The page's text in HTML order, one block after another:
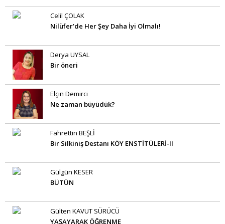
Celil ÇOLAK
Nilüfer’de Her Şey Daha İyi Olmalı!
Derya UYSAL
Bir öneri
Elçin Demirci
Ne zaman büyüdük?
Fahrettin BEŞLİ
Bir Silkiniş Destanı KÖY ENSTİTÜLERİ-II
Gülgün KESER
BÜTÜN
Gülten KAVUT SÜRÜCÜ
YAŞAYARAK ÖĞRENME